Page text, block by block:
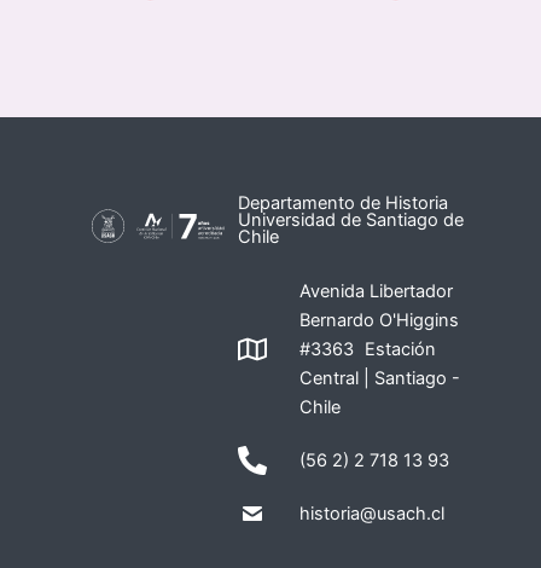
Departamento de Historia
Universidad de Santiago de
Chile
Avenida Libertador
Bernardo O'Higgins
#3363 Estación
Central | Santiago -
Chile
(56 2) 2 718 13 93
historia@usach.cl